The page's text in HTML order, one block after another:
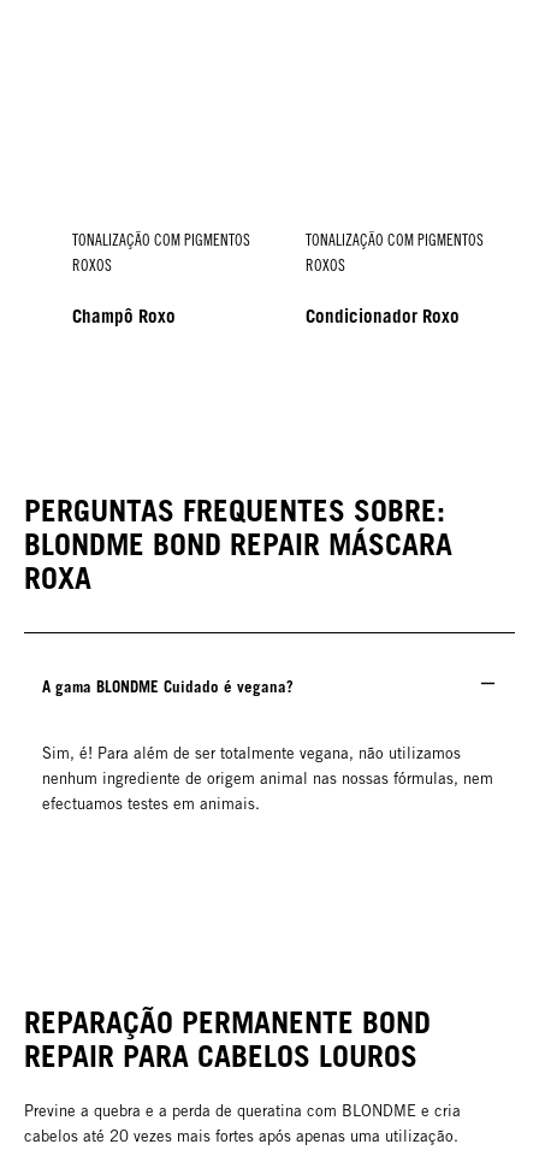
TONALIZAÇÃO COM PIGMENTOS
ROXOS
Champô Roxo
TONALIZAÇÃO COM PIGMENTOS
ROXOS
Condicionador Roxo
PERGUNTAS FREQUENTES SOBRE:
BLONDME BOND REPAIR MÁSCARA
ROXA
A gama BLONDME Cuidado é vegana?
Sim, é! Para além de ser totalmente vegana, não utilizamos
nenhum ingrediente de origem animal nas nossas fórmulas, nem
efectuamos testes em animais.
REPARAÇÃO PERMANENTE BOND
REPAIR PARA CABELOS LOUROS
Previne a quebra e a perda de queratina com BLONDME e cria
cabelos até 20 vezes mais fortes após apenas uma utilização.